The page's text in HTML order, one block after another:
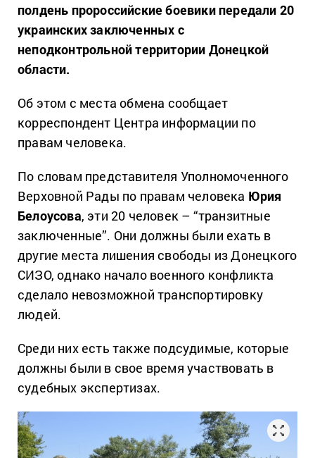
полдень пророссийские боевики передали 20
украинских заключенных с
неподконтрольной территории Донецкой
области.
Об этом с места обмена сообщает
корреспондент Центра информации по
правам человека.
По словам представителя Уполномоченного
Верховной Рады по правам человека Юрия
Белоусова, эти 20 человек – “транзитные
заключенные”. Они должны были ехать в
другие места лишения свободы из Донецкого
СИЗО, однако начало военного конфликта
сделало невозможной транспортировку
людей.
Среди них есть также подсудимые, которые
должны были в свое время участвовать в
судебных экспертизах.